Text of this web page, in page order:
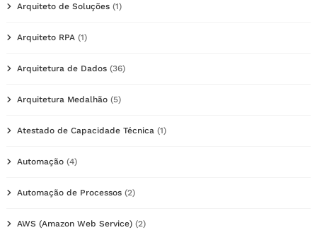
Arquiteto de Soluções (1)
Arquiteto RPA (1)
Arquitetura de Dados (36)
Arquitetura Medalhão (5)
Atestado de Capacidade Técnica (1)
Automação (4)
Automação de Processos (2)
AWS (Amazon Web Service) (2)